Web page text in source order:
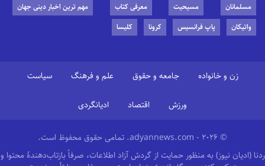
مسلمانان
مسیحیت معرفی کتاب
مهم ترین اخبار دینی جهان
واتیکان
پاپ فرانسیس کرونا کلیسا
زن و خانواده جامعه و حقوق علم و فرهنگ سیاست
ورزش اقتصاد ادیانگردی
© 2026 - adyannews.com. تمامی حقوق محفوظ است.
ردنا (ادیان نیوز) به منظور حمایت از گردش آزاد اطلاعات، صرفاً بازتاب‌دهندهٔ محتوا و